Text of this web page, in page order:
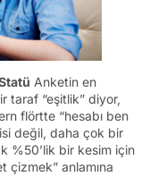
Anketin en
taraf “eşitlik” diyor,
flörtte “hesabı ben
değil, daha çok bir
%50’lik bir kesim için
çizmek” anlamına